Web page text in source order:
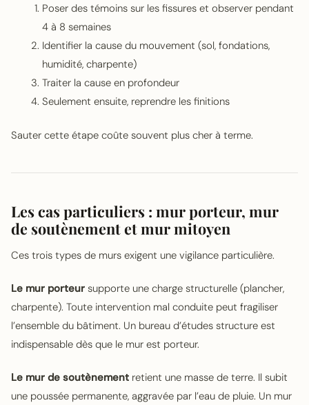
Poser des témoins sur les fissures et observer pendant
4 à 8 semaines
Identifier la cause du mouvement (sol, fondations,
humidité, charpente)
Traiter la cause en profondeur
Seulement ensuite, reprendre les finitions
Sauter cette étape coûte souvent plus cher à terme.
Les cas particuliers : mur porteur, mur
de soutènement et mur mitoyen
Ces trois types de murs exigent une vigilance particulière.
Le mur porteur supporte une charge structurelle (plancher,
charpente). Toute intervention mal conduite peut fragiliser
l’ensemble du bâtiment. Un bureau d’études structure est
indispensable dès que le mur est porteur.
Le mur de soutènement retient une masse de terre. Il subit
une poussée permanente, aggravée par l’eau de pluie. Un mur